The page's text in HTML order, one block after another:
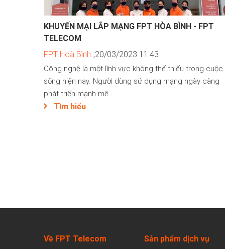
KHUYẾN MẠI LẮP MẠNG FPT HÒA BÌNH - FPT
TELECOM
FPT Hoà Bình ,20/03/2023 11:43
Công nghệ là một lĩnh vực không thể thiếu trong cuộc
sống hiện nay. Người dùng sử dụng mạng ngày càng
phát triển mạnh mẽ...
Tìm hiểu
Về FPT Telecom Sản phẩm dịch vụ